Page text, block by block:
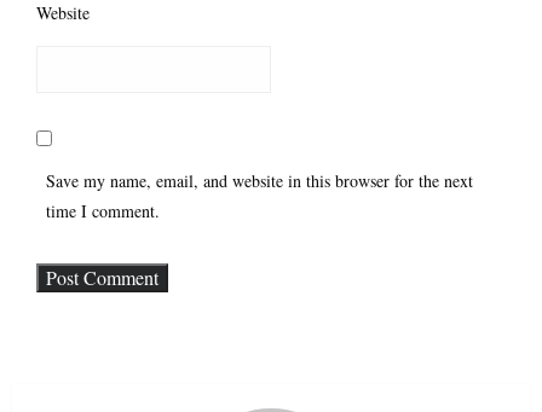
Website
Save my name, email, and website in this browser for the next
time I comment.